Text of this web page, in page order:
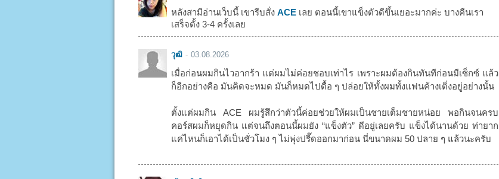
หลังสามีอ่านเว็บนี้ เขารีบสั่ง ACEเลย ตอนนี้เขาแข็งตัวดีขึ้นเยอะมากค่ะ บางคืนเรา
เสร็จตั้ง 3-4 ครั้งเลย
วุฒิ 03.08.2026
เมื่อก่อนผมกินไวอากร้า แต่ผมไม่ค่อยชอบเท่าไร เพราะผมต้องกินทันทีก่อนมีเซ็กซ์ แล้ว
ก็อีกอย่างคือ มันคิดจะหมด มันก็หมดไปดื้อ ๆ ปล่อยให้ทั้งผมทั้งแฟนค้างเติ่งอยู่อย่างนั้น
ตั้งแต่ผมกิน ACE ผมรู้สึกว่าตัวนี้ค่อยช่วยให้ผมเป็นชายเต็มชายหน่อย พอกินจนครบ
คอร์สผมก็หยุดกิน แต่จนถึงตอนนี้ผมยัง “แข็งตัว” ดีอยู่เลยครับ แข็งได้นานด้วย ท่ายาก
แค่ไหนก็เอาได้เป็นชั่วโมง ๆ ไม่พุ่งปรี๊ดออกมาก่อน นี่ขนาดผม 50 ปลาย ๆ แล้วนะครับ